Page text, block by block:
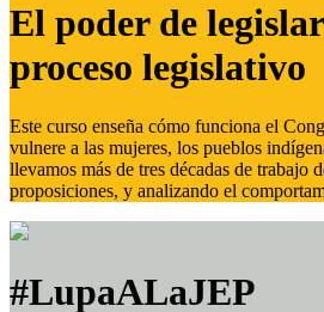
El poder de
proceso legislativo
Este curso enseña cómo funciona el
vulnere a las mujeres, los pueblos
llevamos más de tres décadas de
proposiciones, y analizando el
#LupaALaJEP